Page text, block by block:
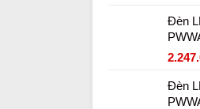
Đèn
Đèn